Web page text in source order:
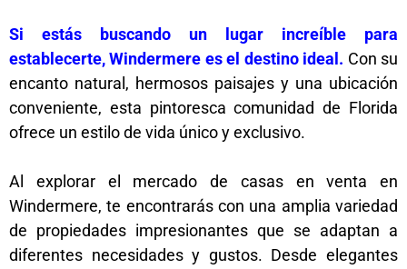
Si estás buscando un lugar increíble para
establecerte, Windermere es el destino ideal. Con su
encanto natural, hermosos paisajes y una ubicación
conveniente, esta pintoresca comunidad de Florida
ofrece un estilo de vida único y exclusivo.
Al explorar el mercado de casas en venta en
Windermere, te encontrarás con una amplia variedad
de propiedades impresionantes que se adaptan a
diferentes necesidades y gustos. Desde elegantes